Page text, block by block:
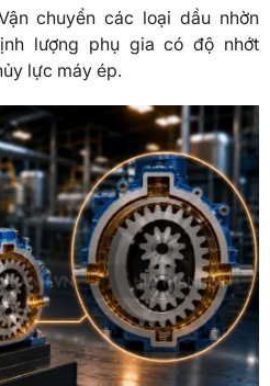
chuyển các loại dầu nhờn
lượng phụ gia có độ nhớt
lực máy ép.